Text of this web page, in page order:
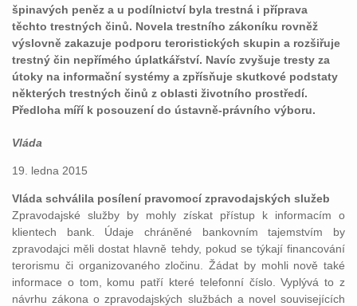
špinavých peněz a u podílnictví byla trestná i příprava
těchto trestných činů. Novela trestního zákoníku rovněž
výslovně zakazuje podporu teroristických skupin a rozšiřuje
trestný čin nepřímého úplatkářství. Navíc zvyšuje tresty za
útoky na informační systémy a zpřísňuje skutkové podstaty
některých trestných činů z oblasti životního prostředí.
Předloha míří k posouzení do ústavně-právního výboru.
Vláda
19. ledna 2015
Vláda schválila posílení pravomocí zpravodajských služeb
Zpravodajské služby by mohly získat přístup k informacím o
klientech bank. Údaje chráněné bankovním tajemstvím by
zpravodajci měli dostat hlavně tehdy, pokud se týkají financování
terorismu či organizovaného zločinu. Žádat by mohli nově také
informace o tom, komu patří které telefonní číslo. Vyplývá to z
návrhu zákona o zpravodajských službách a novel souvisejících